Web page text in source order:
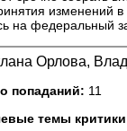
изменений
на федеральный
Орлова,
попаданий: 11
темы